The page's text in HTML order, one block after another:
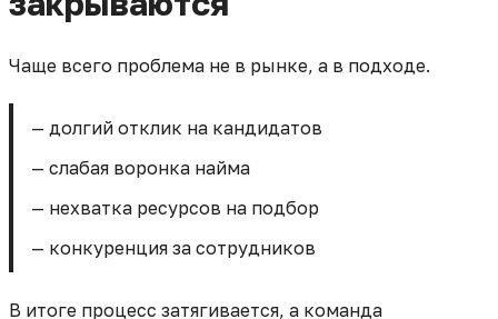
Чаще всего проблема не в рынке, а в подходе.
— долгий отклик на кандидатов
— слабая воронка найма
— нехватка ресурсов на подбор
— конкуренция за сотрудников
В итоге процесс затягивается, а команда